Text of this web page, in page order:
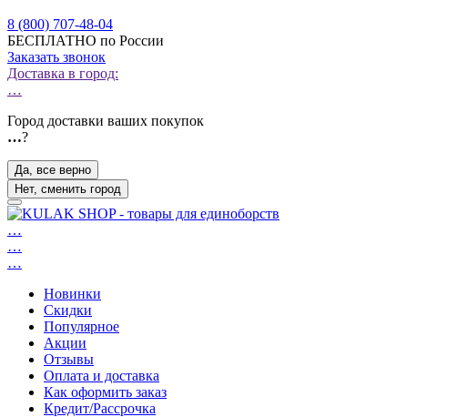
8 (800) 707-48-04
БЕСПЛАТНО по России
Заказать звонок
Доставка в город:
…
Город доставки ваших покупок
…?
Да, все верно
Нет, сменить город
…
…
…
Новинки
Скидки
Популярное
Акции
Отзывы
Оплата и доставка
Как оформить заказ
Кредит/Рассрочка